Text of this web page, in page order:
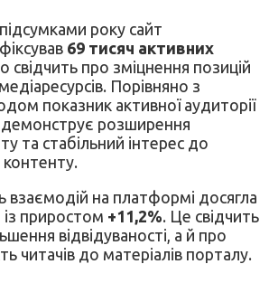
року сайт
69 тисяч активних
свідчить про зміцнення позицій
Порівняно з
показник активної аудиторії
демонструє розширення
та стабільний інтерес до
контенту.
взаємодій на платформі досягла
, із приростом +11,2%. Це свідчить
відвідуваності, а й про
читачів до матеріалів порталу.